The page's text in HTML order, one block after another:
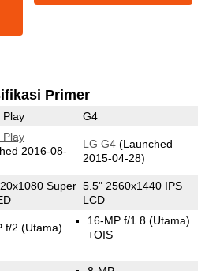
Primer
Play G4
Play
2016-08-
LG G4(Launched
2015-04-28)
Super 5.5" 2560x1440 IPS
LCD
f/2 (Utama)
16-MP f/1.8 (Utama)
+OIS